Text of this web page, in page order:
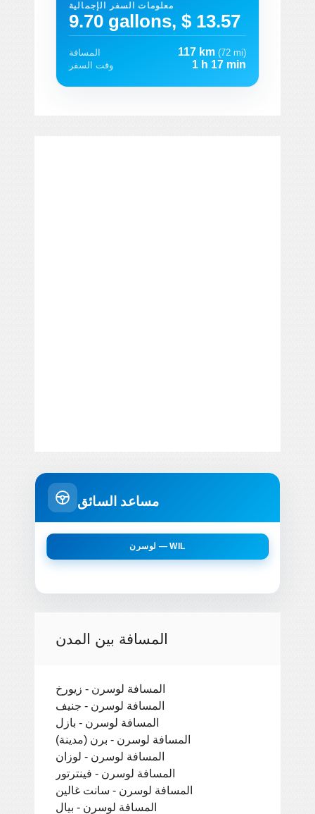
معلومات السفر الإجمالية
9.70 gallons, $ 13.57
المسافة 117 km (72 mi)
وقت السفر
1 h 17 min
مساعد السائق
لوسرن — WIL
المسافة بين المدن
المسافة لوسرن - زيورخ
المسافة لوسرن - جنيف
المسافة لوسرن - بازل
المسافة لوسرن - برن (مدينة)
المسافة لوسرن - لوزان
المسافة لوسرن - فينترتور
المسافة لوسرن - سانت غالين
المسافة لوسرن - بيال